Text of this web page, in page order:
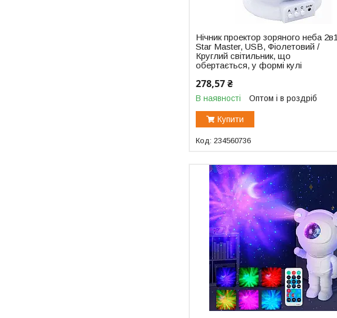
Нічник проектор зоряного неба 2в1
Star Master, USB, Фіолетовий /
Круглий світильник, що
обертається, у формі кулі
278,57 ₴
В наявності Оптом і в роздріб
Купити
234560736